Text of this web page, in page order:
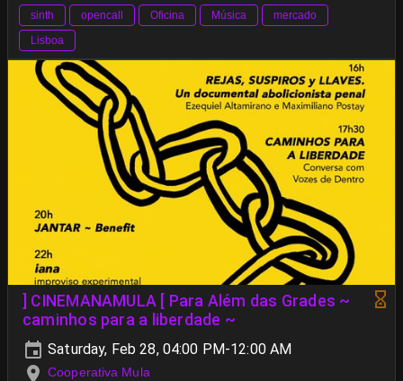
sinth opencall Oficina Música
mercado
Lisboa
] CINEMANAMULA [ Para Além das Grades ~
caminhos para a liberdade ~
Saturday, Feb 28, 04:00 PM-12:00 AM
Cooperativa Mula